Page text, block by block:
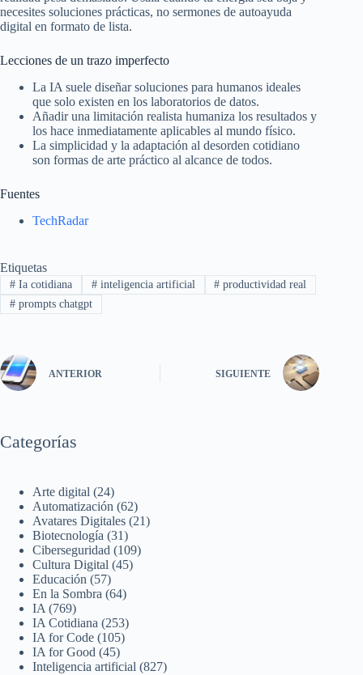
necesites soluciones prácticas, no sermones de autoayuda
digital en formato de lista.
Lecciones de un trazo imperfecto
La IA suele diseñar soluciones para humanos ideales
que solo existen en los laboratorios de datos.
Añadir una limitación realista humaniza los resultados y
los hace inmediatamente aplicables al mundo físico.
La simplicidad y la adaptación al desorden cotidiano
son formas de arte práctico al alcance de todos.
Fuentes
TechRadar
Etiquetas
#Ia cotidiana #inteligencia artificial # productividad real
#prompts chatgpt
ANTERIOR SIGUIENTE
Categorías
Arte digital (24)
Automatización (62)
Avatares Digitales (21)
Biotecnología (31)
Ciberseguridad (109)
Cultura Digital (45)
Educación (57)
En la Sombra (64)
IA (769)
IA Cotidiana (253)
IA for Code (105)
IA for Good (45)
Inteligencia artificial (827)